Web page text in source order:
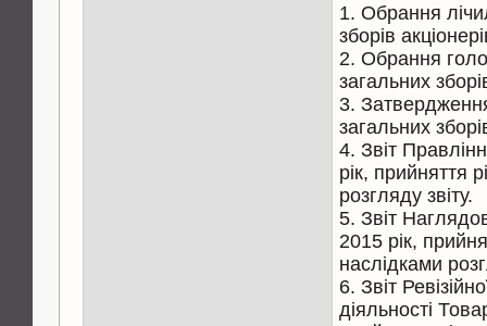
1. Обрання
зборів
2. Обрання
загальних
3.
загальних
4. Звіт
рік, прийняття
розгляду звіту.
5. Звіт
2015 рік,
наслідками
6. Звіт
діяльності